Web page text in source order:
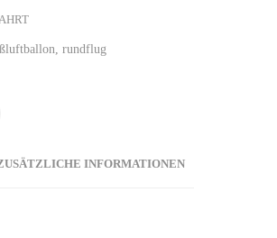
,rundflug
INFORMATIONEN